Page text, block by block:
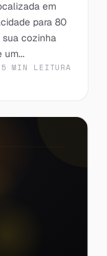
em
para 80
sua cozinha
um...
5 MIN LEITURA